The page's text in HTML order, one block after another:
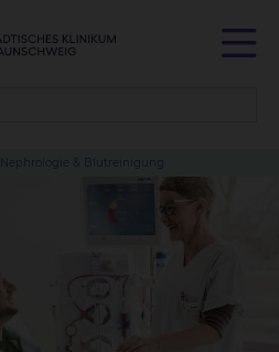
Nephrologie & Blutreinigung